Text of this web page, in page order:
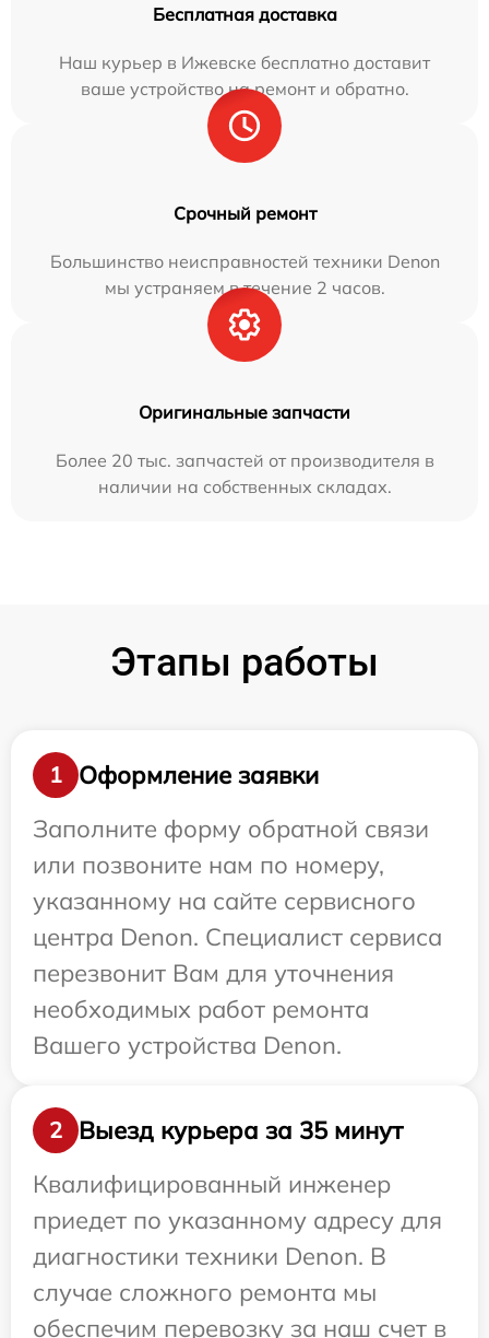
Бесплатная доставка
Наш курьер в Ижевске бесплатно доставит
ваше устройство на ремонт и обратно.
Срочный ремонт
Большинство неисправностей техники Denon
мы устраняем в течение 2 часов.
Оригинальные запчасти
Более 20 тыс. запчастей от производителя в
наличии на собственных складах.
Этапы работы
1
Оформление заявки
Заполните форму обратной связи
или позвоните нам по номеру,
указанному на сайте сервисного
центра Denon. Специалист сервиса
перезвонит Вам для уточнения
необходимых работ ремонта
Вашего устройства Denon.
2
Выезд курьера за 35 минут
Квалифицированный инженер
приедет по указанному адресу для
диагностики техники Denon. В
случае сложного ремонта мы
обеспечим перевозку за наш счет в